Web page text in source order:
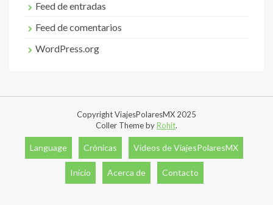
Feed de entradas
Feed de comentarios
WordPress.org
Copyright ViajesPolaresMX 2025
Coller Theme byRohit.
Language Crónicas Vídeos de ViajesPolaresMX
Inicio Acerca de Contacto